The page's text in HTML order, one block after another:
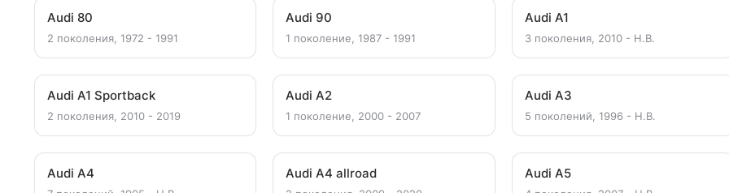
Audi 80
2 поколения, 1972 - 1991
Audi 90
1 поколение, 1987 - 1991
Audi A1
3 поколения, 2010 - Н.В.
Audi A1 Sportback
2 поколения, 2010 - 2019
Audi A2
1 поколение, 2000 - 2007
Audi A3
5 поколений, 1996 - Н.В.
Audi A4 Audi A4 allroad Audi A5